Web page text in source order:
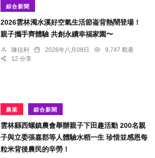
綜合新聞
2026雲林濁水溪好空氣生活節崙背熱鬧登場！
親子攜手齊體驗 共創永續幸福家園〜
陳信利 2026年八月08日
9,747 觀看
12 分享
農業 綜合新聞
雲林縣西螺鎮農會舉辦親子下田趣活動 200名親
子與立委張嘉郡等人體驗水稻一生 珍惜並感恩每
粒米背後農民的辛勞！